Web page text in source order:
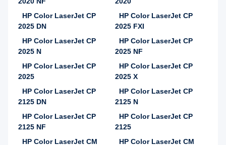
HP Color LaserJet CP
2025 DN
HP Color LaserJet CP
2025 FXI
HP Color LaserJet CP
2025 N
HP Color LaserJet CP
2025 NF
HP Color LaserJet CP
2025
HP Color LaserJet CP
2025 X
HP Color LaserJet CP
2125 DN
HP Color LaserJet CP
2125 N
HP Color LaserJet CP
2125 NF
HP Color LaserJet CP
2125
HP Color LaserJet CM
HP Color LaserJet CM